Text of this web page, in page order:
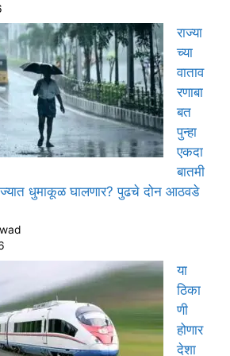
राज्या
च्या
वाताव
रणाबा
बत
पुन्हा
एकदा
बातमी
धुमाकूळ घालणार? पुढचे दोन आठवडे
या
ठिका
णी
होणार
देशा